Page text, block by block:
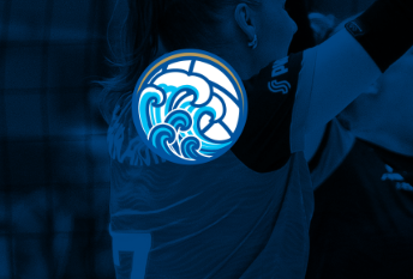
Siirry
sisältöön
JOEN JUJU